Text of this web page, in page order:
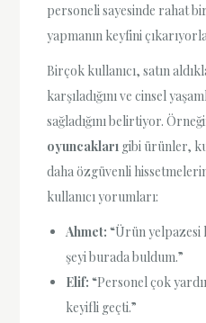
personeli sayesinde rahat
yapmanın keyfini
Birçok kullanıcı, satın
karşıladığını ve cinsel
sağladığını belirtiyor.
oyuncakları gibi ürünler,
daha özgüvenli
kullanıcı yorumları:
Ahmet: “Ürün yelpazesi
şeyi burada buldum.”
Elif: “Personel çok
keyifli geçti.”